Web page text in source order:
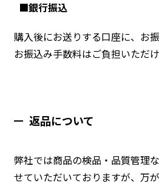
■銀行振込
購入後にお送りする口座に、お振
お振込み手数料はご負担いただ
返品について
弊社では商品の検品・品質管理
せていただいておりますが、万